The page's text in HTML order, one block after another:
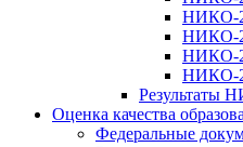
НИКО-
НИКО-
НИКО-
НИКО-
Результаты
Оценка качества
Федеральные